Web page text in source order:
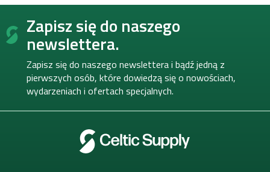
S
Zapisz się do naszego
newslettera.
Zapisz się do naszego newslettera i bądź jedną z
pierwszych osób, które dowiedzą się o nowościach,
wydarzeniach i ofertach specjalnych.